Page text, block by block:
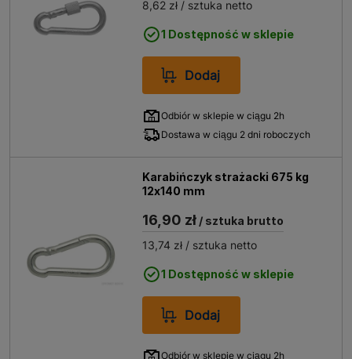
8,62 zł / sztuka netto
1 Dostępność w sklepie
Dodaj
Odbiór w sklepie w ciągu 2h
Dostawa w ciągu 2 dni roboczych
Karabińczyk strażacki 675 kg
12x140 mm
16,90 zł / sztuka brutto
13,74 zł / sztuka netto
1 Dostępność w sklepie
Dodaj
Odbiór w sklepie w ciągu 2h